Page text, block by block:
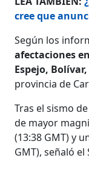
cree que
Según los
afectaciones
Espejo, Bolívar,
provincia de
Tras el sismo
de mayor
(13:38 GMT) y
GMT), señaló